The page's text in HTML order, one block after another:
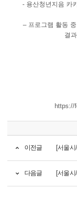
​- 용산청년지음 카
– 프로그램 활동
결
https://
이전글
다음글